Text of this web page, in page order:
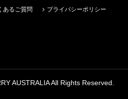
あるご質問 プライバシーポリシー
AUSTRALIAAll Rights Reserved.